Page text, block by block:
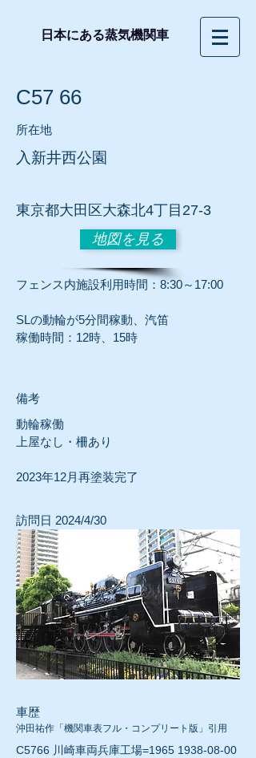
日本にある蒸気機関車
C57 66
所在地
入新井西公園
東京都大田区大森北4丁目27-3
地図を見る
フェンス内施設利用時間：8:30～17:00
SLの動輪が5分間稼動、汽笛
稼働時間：12時、15時
​備考
動輪稼働
上屋なし・柵あり
2023年12月再塗装完了
訪問日 2024/4/30
車歴
沖田祐作「機関車表フル・コンプリート版」引用
C5766 川崎車両兵庫工場=1965 1938-08-00